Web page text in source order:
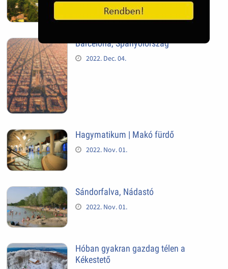
2024. Nov. 17.
Barcelona, Spanyolország
2022. Dec. 04.
Hagymatikum | Makó fürdő
2022. Nov. 01.
Sándorfalva, Nádastó
2022. Nov. 01.
Hóban gyakran gazdag télen a
Kékestető